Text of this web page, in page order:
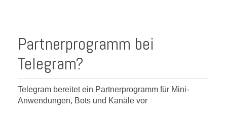
Partnerprogramm bei
Telegram?
Telegram bereitet ein Partnerprogramm für Mini-
Anwendungen, Bots und Kanäle vor